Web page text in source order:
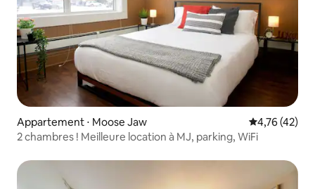
Appartement ⋅ Moose Jaw Évaluation
4,76 (42)
2 chambres ! Meilleure location à MJ, parking, WiFi